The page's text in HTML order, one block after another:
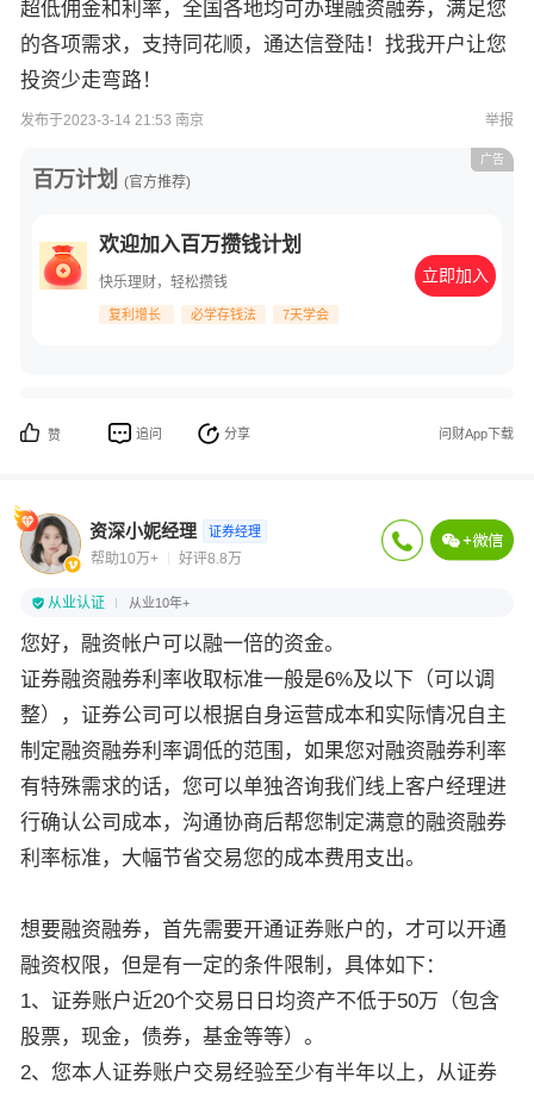
超低佣金和利率，全国各地均可办理融资融券，满足您
的各项需求，支持同花顺，通达信登陆！找我开户让您
投资少走弯路！
发布于2023-3-14 21:53 南京 举报
百万计划 (官方推荐)
欢迎加入百万攒钱计划
快乐理财，轻松攒钱
复利增长 必学存钱法 7天学会
立即加入
广告
赞 追问 分享 问财App下载
资深小妮经理 证券经理
帮助10万+ 好评8.8万
从业认证 从业10年+
您好，融资帐户可以融一倍的资金。
证券融资融券利率收取标准一般是6%及以下（可以调
整），证券公司可以根据自身运营成本和实际情况自主
制定融资融券利率调低的范围，如果您对融资融券利率
有特殊需求的话，您可以单独咨询我们线上客户经理进
行确认公司成本，沟通协商后帮您制定满意的融资融券
利率标准，大幅节省交易您的成本费用支出。
想要融资融券，首先需要开通证券账户的，才可以开通
融资权限，但是有一定的条件限制，具体如下：
1、证券账户近20个交易日日均资产不低于50万（包含
股票，现金，债券，基金等等）。
2、您本人证券账户交易经验至少有半年以上，从证券